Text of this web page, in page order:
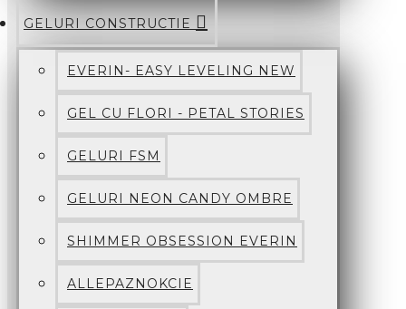
GELURI CONSTRUCTIE
EVERIN- EASY LEVELING NEW
GEL CU FLORI - PETAL STORIES
GELURI FSM
GELURI NEON CANDY OMBRE
SHIMMER OBSESSION EVERIN
ALLEPAZNOKCIE